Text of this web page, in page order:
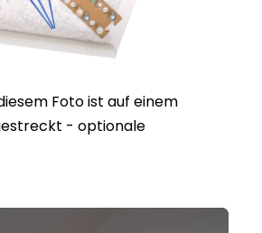
Foto ist auf einem
- optionale